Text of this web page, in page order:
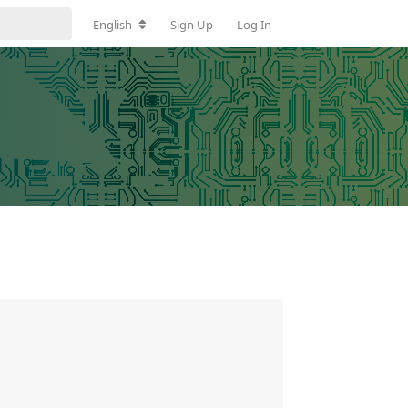
English Sign Up Log In